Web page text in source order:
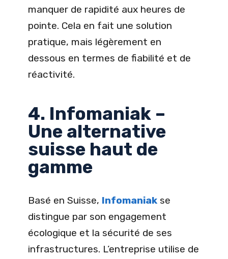
manquer de rapidité aux heures de
pointe. Cela en fait une solution
pratique, mais légèrement en
dessous en termes de fiabilité et de
réactivité.
4. Infomaniak –
Une alternative
suisse haut de
gamme
Basé en Suisse, Infomaniak se
distingue par son engagement
écologique et la sécurité de ses
infrastructures. L’entreprise utilise de